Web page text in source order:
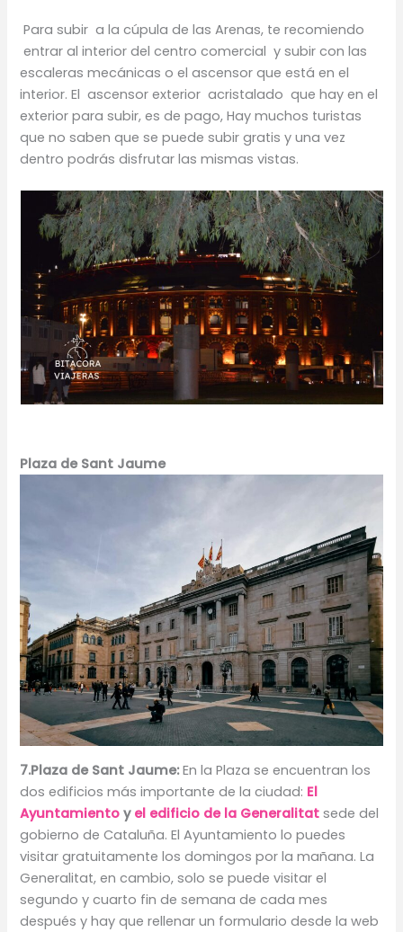
Para subir a la cúpula de las Arenas, te recomiendo
entrar al interior del centro comercial y subir con las
escaleras mecánicas o el ascensor que está en el
interior. El ascensor exterior acristalado que hay en el
exterior para subir, es de pago, Hay muchos turistas
que no saben que se puede subir gratis y una vez
dentro podrás disfrutar las mismas vistas.
Plaza de Sant Jaume
7.Plaza de Sant Jaume:En la Plaza se encuentran los
dos edificios más importante de la ciudad: El
Ayuntamiento y el edificio de la Generalitat sede del
gobierno de Cataluña. El Ayuntamiento lo puedes
visitar gratuitamente los domingos por la mañana. La
Generalitat, en cambio, solo se puede visitar el
segundo y cuarto fin de semana de cada mes
después y hay que rellenar un formulario desde la web